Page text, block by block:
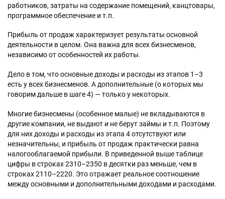
работников, затраты на содержание помещений, канцтовары,
программное обеспечение и т.п.
Прибыль от продаж характеризует результаты основной
деятельности в целом. Она важна для всех бизнесменов,
независимо от особенностей их работы.
Дело в том, что основные доходы и расходы из этапов 1–3
есть у всех бизнесменов. А дополнительные (о которых мы
говорим дальше в шаге 4) — только у некоторых.
Многие бизнесмены (особенное малые) не вкладываются в
другие компании, не выдают и не берут займы и т.п. Поэтому
для них доходы и расходы из этапа 4 отсутствуют или
незначительны, и прибыль от продаж практически равна
налогооблагаемой прибыли. В приведенной выше таблице
цифры в строках 2310–2350 в десятки раз меньше, чем в
строках 2110–2220. Это отражает реальное соотношение
между основными и дополнительными доходами и расходами.